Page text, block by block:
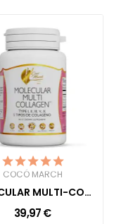
COCÓ MARCH
MOLECULAR MULTI-COLLAGEN CAPSULES
39,97 €